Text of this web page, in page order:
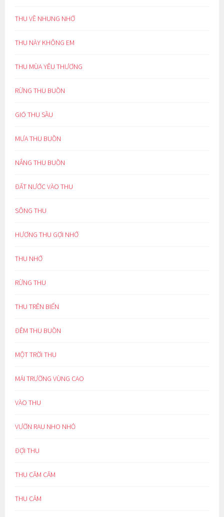
THU VỀ NHUNG NHỚ
THU NÀY KHÔNG EM
THU MÙA YÊU THƯƠNG
RỪNG THU BUỒN
GIÓ THU SẦU
MƯA THU BUỒN
NẮNG THU BUỒN
ĐẤT NƯỚC VÀO THU
SÔNG THU
HƯƠNG THU GỢI NHỚ
THU NHỚ
RỪNG THU
THU TRÊN BIỂN
ĐÊM THU BUỒN
MỘT TRỜI THU
MÁI TRƯỜNG VÙNG CAO
VÀO THU
VƯỜN RAU NHO NHỎ
ĐỢI THU
THU CĂM CĂM
THU CẢM